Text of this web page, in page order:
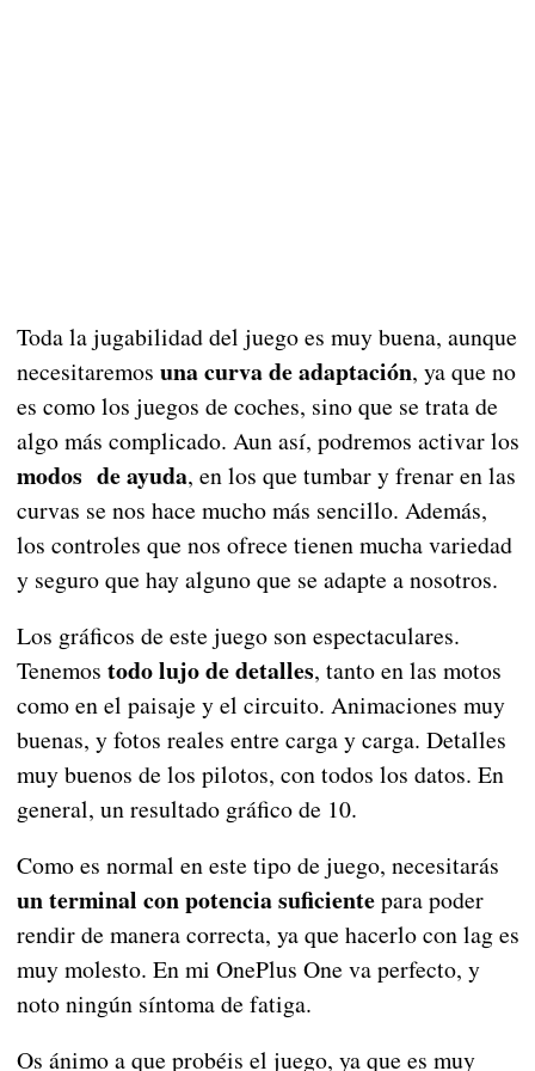
Toda la jugabilidad del juego es muy buena, aunque
necesitaremos una curva de adaptación, ya que no
es como los juegos de coches, sino que se trata de
algo más complicado. Aun así, podremos activar los
modos de ayuda, en los que tumbar y frenar en las
curvas se nos hace mucho más sencillo. Además,
los controles que nos ofrece tienen mucha variedad
y seguro que hay alguno que se adapte a nosotros.
Los gráficos de este juego son espectaculares.
Tenemos todo lujo de detalles, tanto en las motos
como en el paisaje y el circuito. Animaciones muy
buenas, y fotos reales entre carga y carga. Detalles
muy buenos de los pilotos, con todos los datos. En
general, un resultado gráfico de 10.
Como es normal en este tipo de juego, necesitarás
un terminal con potencia suficientepara poder
rendir de manera correcta, ya que hacerlo con lag es
muy molesto. En mi OnePlus One va perfecto, y
noto ningún síntoma de fatiga.
Os ánimo a que probéis el juego, ya que es muy